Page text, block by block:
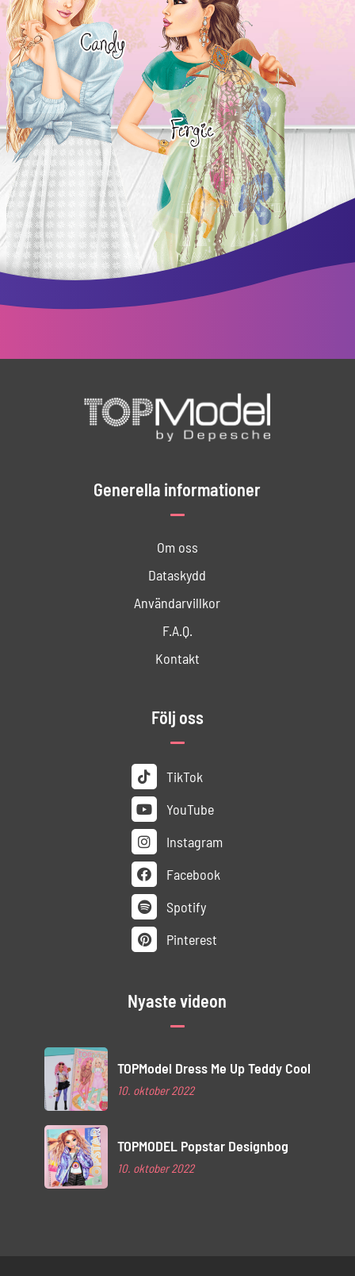
Generella informationer
Om oss
Dataskydd
Användar­villkor
F.A.Q.
Kontakt
Följ oss
TikTok
YouTube
Instagram
Facebook
Spotify
Pinterest
Nyaste videon
TOPModel Dress Me Up Teddy Cool
10. oktober 2022
TOPMODEL Popstar Designbog
10. oktober 2022